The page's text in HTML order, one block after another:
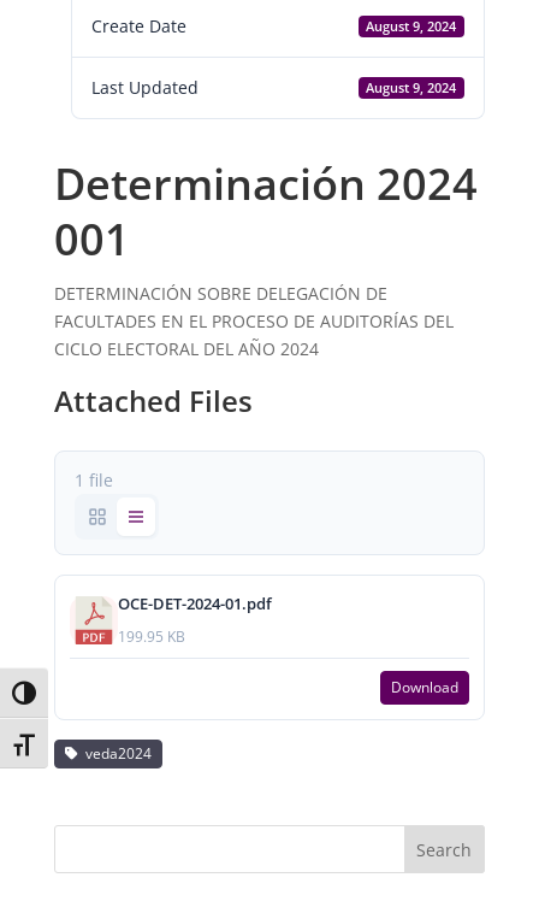
Toggle High Contrast
Toggle Font size
Create Date August 9, 2024
Last Updated August 9, 2024
Determinación 2024
001
DETERMINACIÓN SOBRE DELEGACIÓN DE
FACULTADES EN EL PROCESO DE AUDITORÍAS DEL
CICLO ELECTORAL DEL AÑO 2024
Attached Files
1 file
OCE-DET-2024-01.pdf
199.95 KB
Download
veda2024